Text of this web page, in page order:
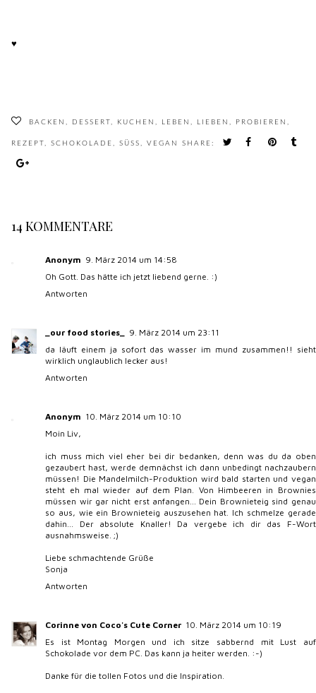
♥
BACKEN DESSERT KUCHEN LEBEN LIEBEN PROBIEREN
REZEPT SCHOKOLADE SÜSS VEGAN SHARE:
14 KOMMENTARE
Anonym 9. März 2014 um 14:58
Oh Gott. Das hätte ich jetzt liebend gerne. :)
Antworten
_our food stories_
9. März 2014 um 23:11
da läuft einem ja sofort das wasser im mund zusammen!! sieht
wirklich unglaublich lecker aus!
Antworten
Anonym 10. März 2014 um 10:10
Moin Liv,
ich muss mich viel eher bei dir bedanken, denn was du da oben
gezaubert hast, werde demnächst ich dann unbedingt nachzaubern
müssen! Die Mandelmilch-Produktion wird bald starten und vegan
steht eh mal wieder auf dem Plan. Von Himbeeren in Brownies
müssen wir gar nicht erst anfangen... Dein Brownieteig sind genau
so aus, wie ein Brownieteig auszusehen hat. Ich schmelze gerade
dahin... Der absolute Knaller! Da vergebe ich dir das F-Wort
ausnahmsweise. ;)
Liebe schmachtende Grüße
Sonja
Antworten
Corinne von Coco's Cute Corner 10. März 2014 um 10:19
Es ist Montag Morgen und ich sitze sabbernd mit Lust auf
Schokolade vor dem PC. Das kann ja heiter werden. :-)
Danke für die tollen Fotos und die Inspiration.